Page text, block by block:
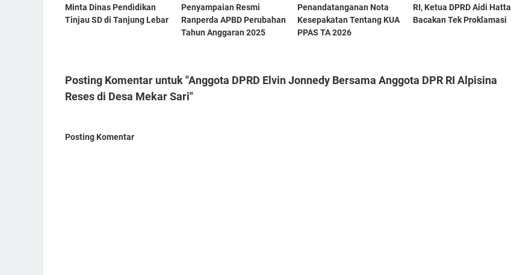
Minta Dinas Pendidikan
Tinjau SD di Tanjung Lebar ‎
Penyampaian Resmi
Ranperda APBD Perubahan
Tahun Anggaran 2025 ‎
Penandatanganan Nota
Kesepakatan Tentang KUA
PPAS TA 2026 ‎ ‎
RI, Ketua DPRD Aidi Hatta
Bacakan Tek Proklamasi ‎
Posting Komentar untuk "Anggota DPRD Elvin Jonnedy Bersama Anggota DPR RI Alpisina
Reses di Desa Mekar Sari"
Posting Komentar